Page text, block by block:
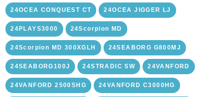
24OCEA CONQUEST CT 24OCEA JIGGER LJ
24PLAYS3000 24Scorpion MD
24Scorpion MD 300XGLH 24SEABORG G800MJ
24SEABORG100J 24STRADIC SW 24VANFORD
24VANFORD 2500SHG 24VANFORD C3000HG